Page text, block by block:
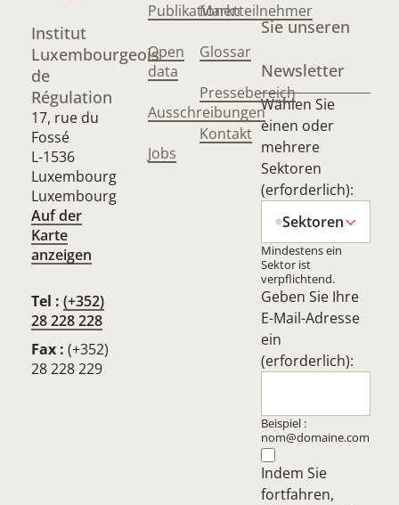
Institut
Luxembourgeois
de
Régulation
17, rue du
Fossé
L-1536
Luxembourg
Luxembourg
Auf der
Karte
anzeigen
Tel : (+352)
28 228 228
Fax : (+352)
28 228 229
Publikationen
Open
data
Ausschreibungen
Jobs
Marktteilnehmer
Glossar
Pressebereich
Kontakt
Sie unseren
Newsletter
Wählen Sie
einen oder
mehrere
Sektoren
(erforderlich):
Sektoren
Mindestens ein
Sektor ist
verpflichtend.
Geben Sie Ihre
E-Mail-Adresse
ein
(erforderlich):
Beispiel :
nom@domaine.com
Indem Sie
fortfahren,